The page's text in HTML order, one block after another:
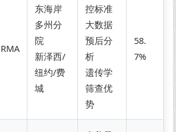
RMA
东海岸
多州分
院
新泽西/
纽约/费
城
控标准
大数据
预后分
析
遗传学
筛查优
势
58.
7%